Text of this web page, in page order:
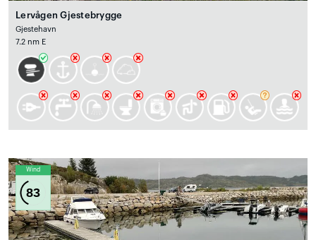
Lervågen Gjestebrygge
Gjestehavn
7.2 nm E
Wind
83